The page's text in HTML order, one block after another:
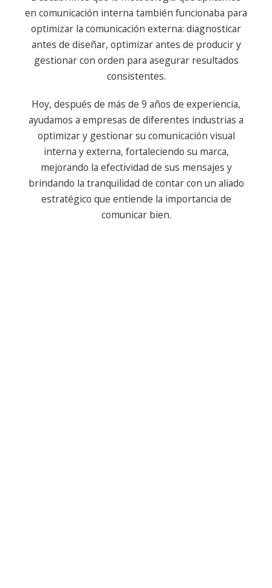
en comunicación interna también funcionaba para
optimizar la comunicación externa: diagnosticar
antes de diseñar, optimizar antes de producir y
gestionar con orden para asegurar resultados
consistentes.
Hoy, después de más de 9 años de experiencia,
ayudamos a empresas de diferentes industrias a
optimizar y gestionar su comunicación visual
interna y externa, fortaleciendo su marca,
mejorando la efectividad de sus mensajes y
brindando la tranquilidad de contar con un aliado
estratégico que entiende la importancia de
comunicar bien.